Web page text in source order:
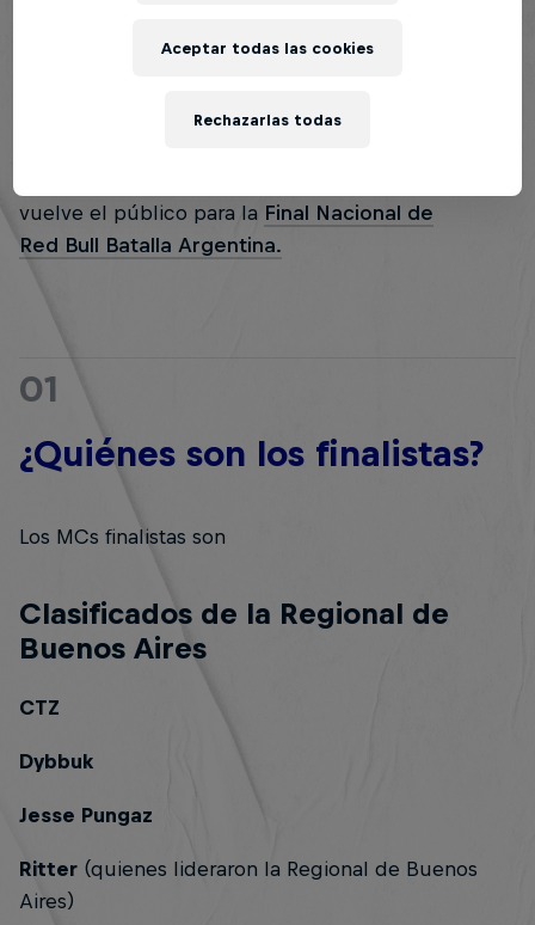
vuelve el público para la Final Nacional de
Red Bull Batalla Argentina.
01
¿Quiénes son los finalistas?
Los MCs finalistas son
Clasificados de la Regional de
Buenos Aires
CTZ
Dybbuk
Jesse Pungaz
Ritter (quienes lideraron la Regional de Buenos
Aires)
Rechazarlas todas
Aceptar todas las cookies